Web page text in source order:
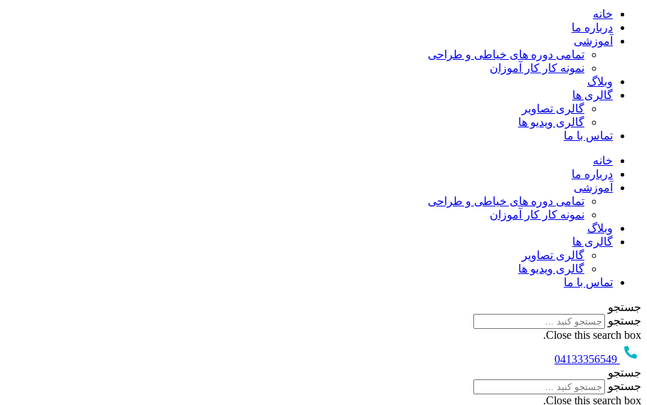
خانه
درباره ما
آموزشی
تمامی دوره های خیاطی و طراحی
نمونه کار کار آموزان
وبلاگ
گالری ها
گالری تصاویر
گالری ویدیو ها
تماس با ما
خانه
درباره ما
آموزشی
تمامی دوره های خیاطی و طراحی
نمونه کار کار آموزان
وبلاگ
گالری ها
گالری تصاویر
گالری ویدیو ها
تماس با ما
جستجو
جستجو
Close this search box.
04133356549
جستجو
جستجو
Close this search box.